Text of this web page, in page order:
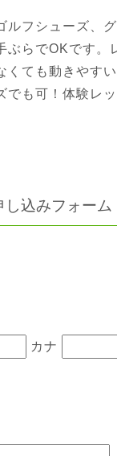
ルフシューズ、
ぶらでOKです。
くても動きやす
でも可！体験レ
込みフォーム
カナ